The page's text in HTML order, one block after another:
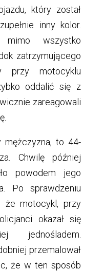
który został
inny kolor.
mimo wszystko
zatrzymującego
przy motocyklu
oddalić się z
zareagowali
mężczyzna, to 44-
Chwilę później
powodem jego
Po sprawdzeniu
że motocykl, przy
okazał się
jednośladem.
przemalował
że w ten sposób